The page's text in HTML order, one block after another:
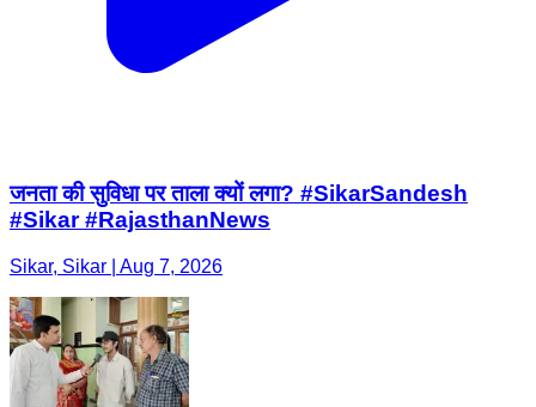
जनता की सुविधा पर ताला क्यों लगा? #SikarSandesh
#Sikar #RajasthanNews
Sikar, Sikar | Aug 7, 2026